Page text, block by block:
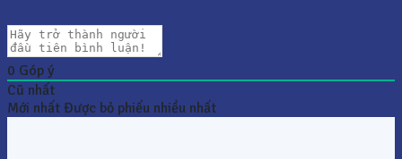
0 Góp ý
Cũ nhất
Mới nhất Được bỏ phiếu nhiều nhất